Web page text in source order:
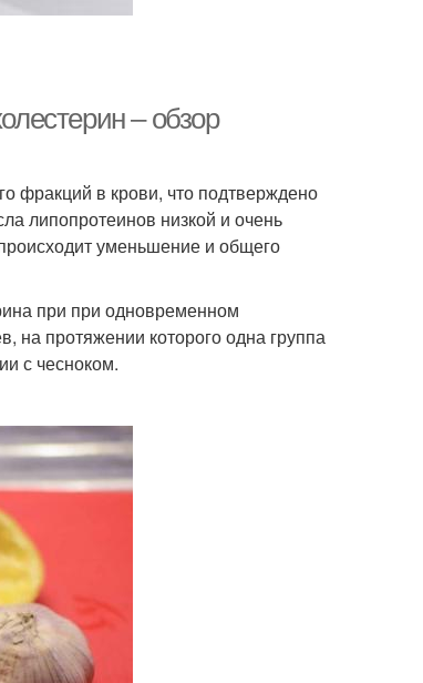
– обзор
фракций в крови, что подтверждено
липопротеинов низкой и очень
уменьшение и общего
при при одновременном
на протяжении которого одна группа
с чесноком.